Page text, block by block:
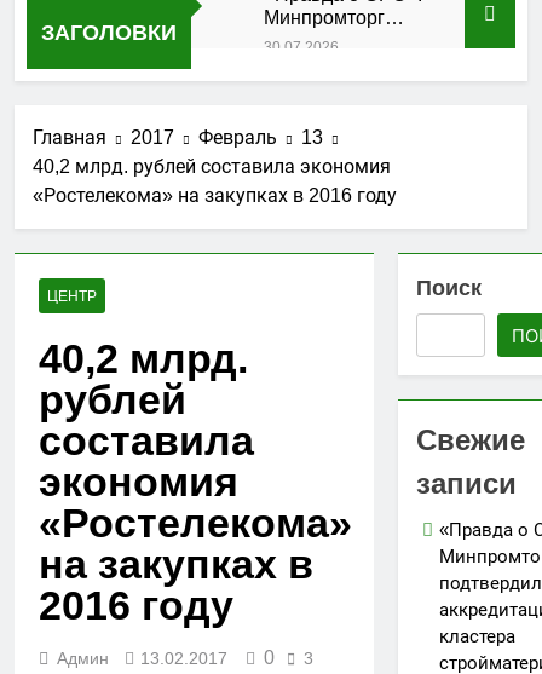
ЗАГОЛОВКИ
Минпромторг
подтвердил
кластера
в Дагестане
30.07.2026
«Гильдия
строителей
Северо-
федерального
округа»
27.07.2026
изменения в
порядок ведения
25.07.2026
АО «Мостоотряд»
завершает
Вниманию членов
Главная 2017 Февраль
13
40,2 млрд. рублей составила экономия
«Ростелекома» на закупках в 2016 году
ЦЕНТР
40,2 млрд.
рублей
составила
экономия
«Ростелекома»
на закупках в
2016 году
Админ 13.02.2017 0
3
Поиск
Свежие
записи
«Правда о
подтвердил
кластера